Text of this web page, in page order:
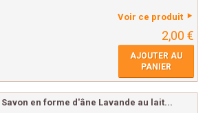
Voir ce produit
2,00 €
AJOUTER AU
PANIER
Savon en forme d'âne Lavande au lait...